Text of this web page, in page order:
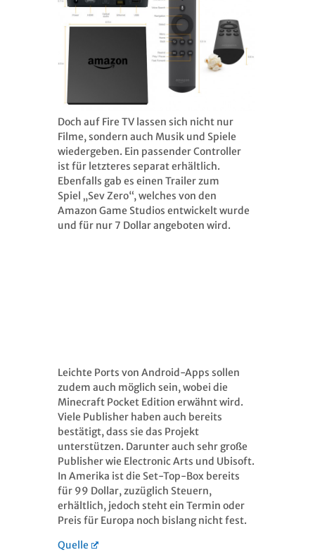
Doch auf Fire TV lassen sich nicht nur
Filme, sondern auch Musik und Spiele
wiedergeben. Ein passender Controller
ist für letzteres separat erhältlich.
Ebenfalls gab es einen Trailer zum
Spiel „Sev Zero“, welches von den
Amazon Game Studios entwickelt wurde
und für nur 7 Dollar angeboten wird.
Leichte Ports von Android-Apps sollen
zudem auch möglich sein, wobei die
Minecraft Pocket Edition erwähnt wird.
Viele Publisher haben auch bereits
bestätigt, dass sie das Projekt
unterstützen. Darunter auch sehr große
Publisher wie Electronic Arts und Ubisoft.
In Amerika ist die Set-Top-Box bereits
für 99 Dollar, zuzüglich Steuern,
erhältlich, jedoch steht ein Termin oder
Preis für Europa noch bislang nicht fest.
Quelle